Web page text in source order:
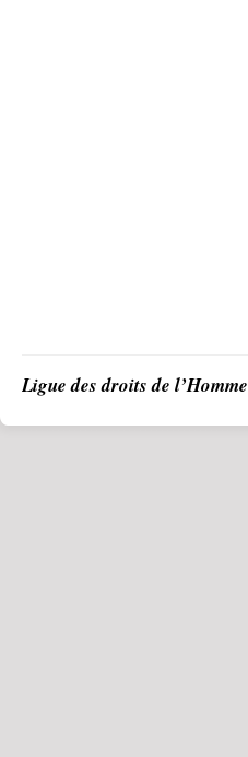
Ligue des droits de l’Homme